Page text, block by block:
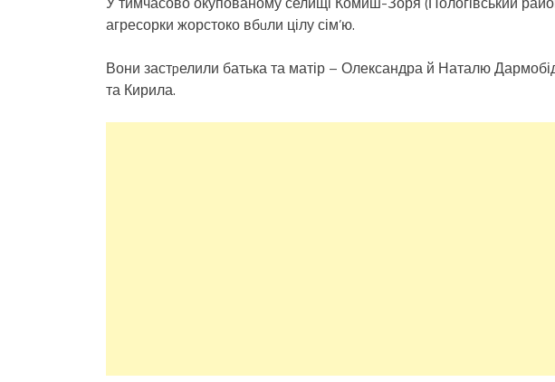
агресорки жорстоко вбuли цілу сім’ю.
Вони застpелили батька та матір – Олександра й Наталю
та Кирила.